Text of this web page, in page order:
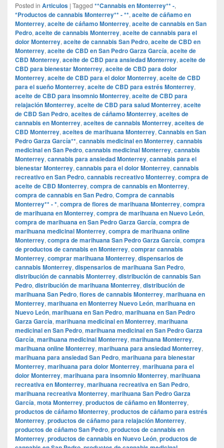
Posted in Articulos | Tagged **Cannabis en Monterrey** -,
*Productos de cannabis Monterrey** - **, aceite de cáñamo en
Monterrey, aceite de cáñamo Monterrey, aceite de cannabis en San
Pedro, aceite de cannabis Monterrey, aceite de cannabis para el
dolor Monterrey, aceite de cannabis San Pedro, aceite de CBD en
Monterrey, aceite de CBD en San Pedro Garza García, aceite de
CBD Monterrey, aceite de CBD para ansiedad Monterrey, aceite de
CBD para bienestar Monterrey, aceite de CBD para dolor
Monterrey, aceite de CBD para el dolor Monterrey, aceite de CBD
para el sueño Monterrey, aceite de CBD para estrés Monterrey,
aceite de CBD para insomnio Monterrey, aceite de CBD para
relajación Monterrey, aceite de CBD para salud Monterrey, aceite
de CBD San Pedro, aceites de cáñamo Monterrey, aceites de
cannabis en Monterrey, aceites de cannabis Monterrey, aceites de
CBD Monterrey, aceites de marihuana Monterrey, Cannabis en San
Pedro Garza García**, cannabis medicinal en Monterrey, cannabis
medicinal en San Pedro, cannabis medicinal Monterrey, cannabis
Monterrey, cannabis para ansiedad Monterrey, cannabis para el
bienestar Monterrey, cannabis para el dolor Monterrey, cannabis
recreativo en San Pedro, cannabis recreativo Monterrey, compra de
aceite de CBD Monterrey, compra de cannabis en Monterrey,
compra de cannabis en San Pedro, Compra de cannabis
Monterrey** - *, compra de flores de marihuana Monterrey, compra
de marihuana en Monterrey, compra de marihuana en Nuevo León,
compra de marihuana en San Pedro Garza García, compra de
marihuana medicinal Monterrey, compra de marihuana online
Monterrey, compra de marihuana San Pedro Garza García, compra
de productos de cannabis en Monterrey, comprar cannabis
Monterrey, comprar marihuana Monterrey, dispensarios de
cannabis Monterrey, dispensarios de marihuana San Pedro,
distribución de cannabis Monterrey, distribución de cannabis San
Pedro, distribución de marihuana Monterrey, distribución de
marihuana San Pedro, flores de cannabis Monterrey, marihuana en
Monterrey, marihuana en Monterrey Nuevo León, marihuana en
Nuevo León, marihuana en San Pedro, marihuana en San Pedro
Garza García, marihuana medicinal en Monterrey, marihuana
medicinal en San Pedro, marihuana medicinal en San Pedro Garza
García, marihuana medicinal Monterrey, marihuana Monterrey,
marihuana online Monterrey, marihuana para ansiedad Monterrey,
marihuana para ansiedad San Pedro, marihuana para bienestar
Monterrey, marihuana para dolor Monterrey, marihuana para el
dolor Monterrey, marihuana para insomnio Monterrey, marihuana
recreativa en Monterrey, marihuana recreativa en San Pedro,
marihuana recreativa Monterrey, marihuana San Pedro Garza
García, mota Monterrey, productos de cáñamo en Monterrey,
productos de cáñamo Monterrey, productos de cáñamo para estrés
Monterrey, productos de cáñamo para relajación Monterrey,
productos de cáñamo San Pedro, productos de cannabis en
Monterrey, productos de cannabis en Nuevo León, productos de